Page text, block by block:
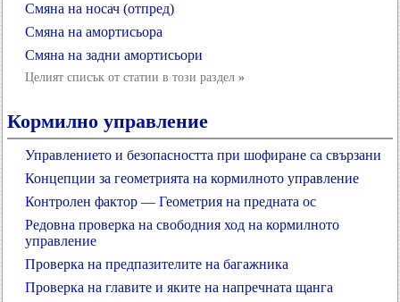
Смяна на носач (отпред)
Смяна на амортисьора
Смяна на задни амортисьори
Целият списък от статии в този раздел »
Кормилно управление
Управлението и безопасността при шофиране са свързани
Концепции за геометрията на кормилното управление
Контролен фактор — Геометрия на предната ос
Редовна проверка на свободния ход на кормилното
управление
Проверка на предпазителите на багажника
Проверка на главите и яките на напречната щанга